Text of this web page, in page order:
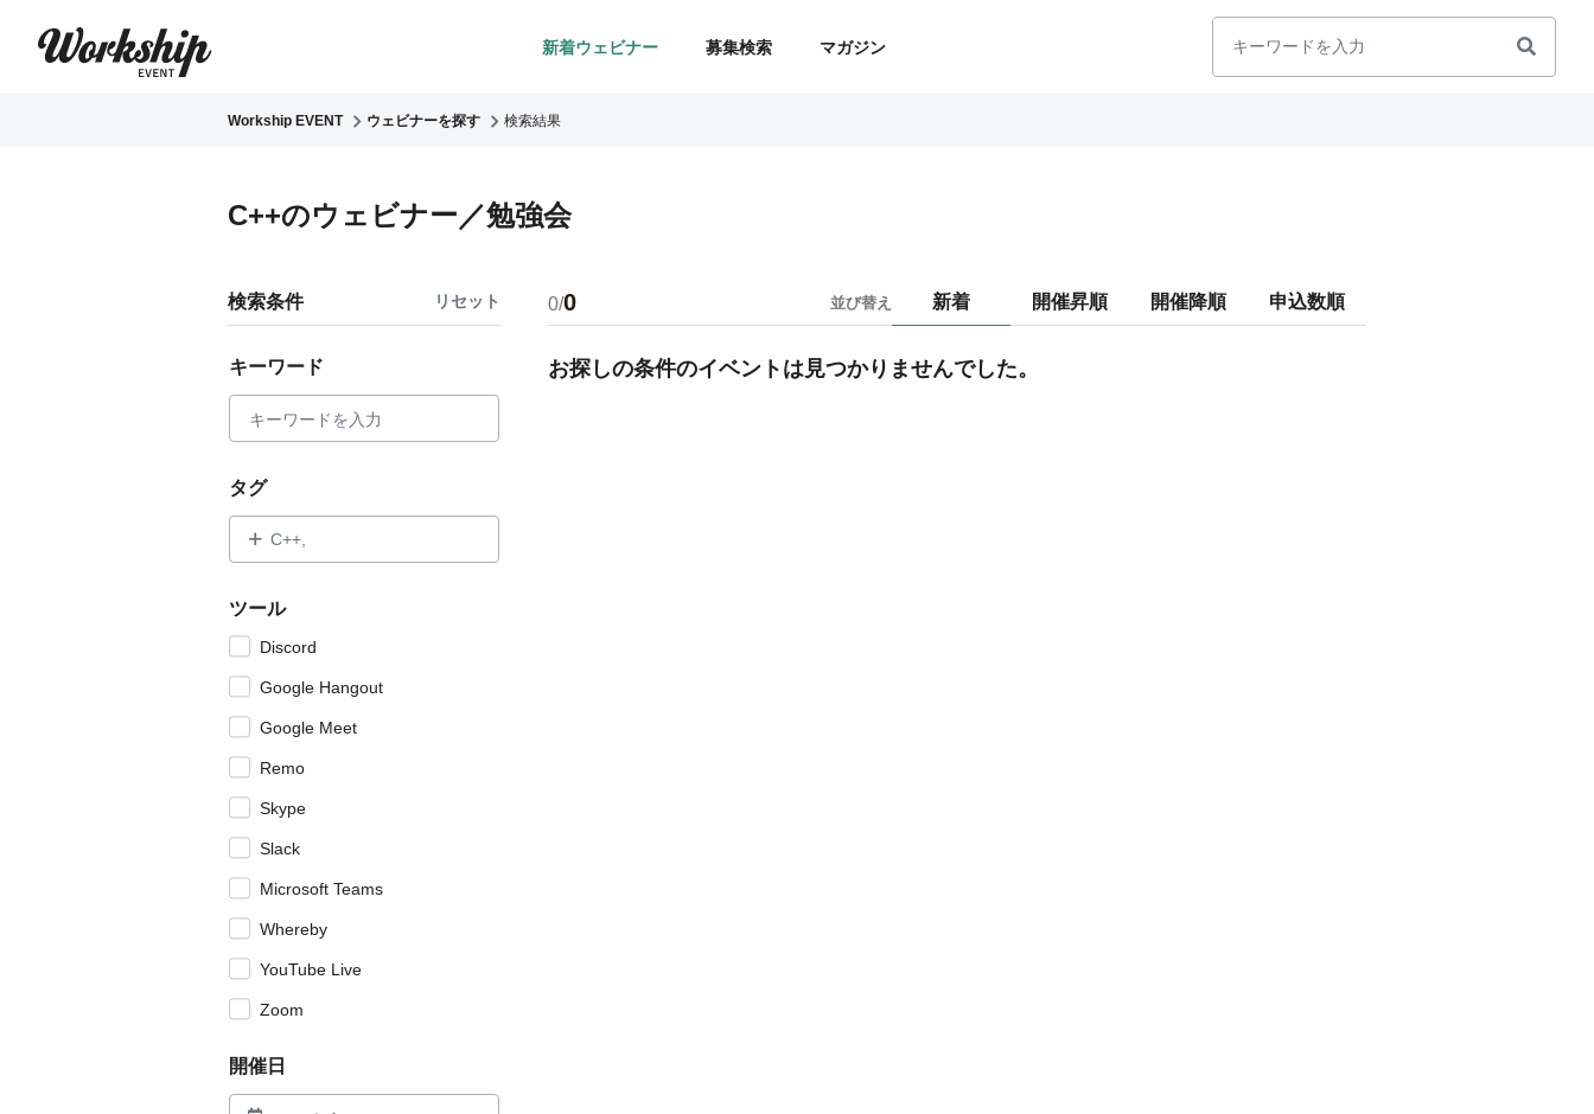
新着ウェビナー 募集検索 マガジン
Workship EVENT ウェビナーを探す 検索結果
C++のウェビナー／勉強会
0/0 並び替え 新着 開催昇順 開催降順 申込数順
お探しの条件のイベントは見つかりませんでした。
検索条件 リセット
キーワード
タグ
C++,
ツール
Discord
Google Hangout
Google Meet
Remo
Skype
Slack
Microsoft Teams
Whereby
YouTube Live
Zoom
開催日